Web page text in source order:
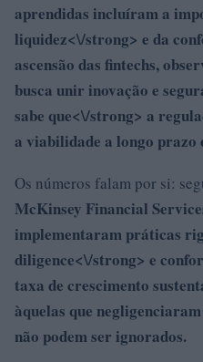
aprendidas incluíram a
liquidez<\/strong> e da
ascensão das fintechs,
busca unir inovação e
sabe que<\/strong> a
a viabilidade a longo prazo
Os números falam por si:
McKinsey Financial
implementaram práticas
diligence<\/strong> e
taxa de crescimento
àquelas que negligenciaram
não podem ser ignorados.